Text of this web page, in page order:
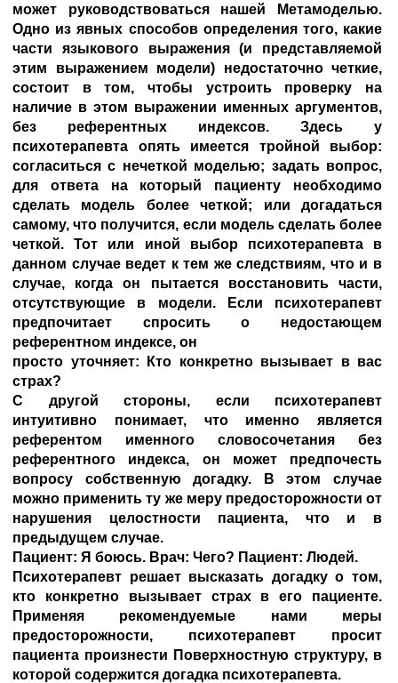
может руководствоваться нашей Метамоделью.
Одно из явных способов определения того, какие
части языкового выражения (и представляемой
этим выражением модели) недостаточно четкие,
состоит в том, чтобы устроить проверку на
наличие в этом выражении именных аргументов,
без референтных индексов. Здесь у
психотерапевта опять имеется тройной выбор:
согласиться с нечеткой моделью; задать вопрос,
для ответа на который пациенту необходимо
сделать модель более четкой; или догадаться
самому, что получится, если модель сделать более
четкой. Тот или иной выбор психотерапевта в
данном случае ведет к тем же следствиям, что и в
случае, когда он пытается восстановить части,
отсутствующие в модели. Если психотерапевт
предпочитает спросить о недостающем
референтном индексе, он
просто уточняет: Кто конкретно вызывает в вас
страх?
С другой стороны, если психотерапевт
интуитивно понимает, что именно является
референтом именного словосочетания без
референтного индекса, он может предпочесть
вопросу собственную догадку. В этом случае
можно применить ту же меру предосторожности от
нарушения целостности пациента, что и в
предыдущем случае.
Пациент: Я боюсь. Врач: Чего? Пациент: Людей.
Психотерапевт решает высказать догадку о том,
кто конкретно вызывает страх в его пациенте.
Применяя рекомендуемые нами меры
предосторожности, психотерапевт просит
пациента произнести Поверхностную структуру, в
которой содержится догадка психотерапевта.